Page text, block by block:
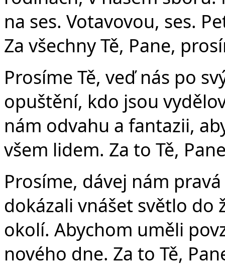
na ses. Votavovou, ses.
Za všechny Tě, Pane,
Prosíme Tě, veď nás po
opuštění, kdo jsou
nám odvahu a fantazii,
všem lidem. Za to Tě,
Prosíme, dávej nám
dokázali vnášet světlo do
okolí. Abychom uměli
nového dne. Za to Tě,